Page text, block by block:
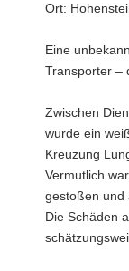
Ort:
Eine
Transporter –
Zwischen
wurde ein
Kreuzung
Vermutlich
gestoßen und
Die Schäden